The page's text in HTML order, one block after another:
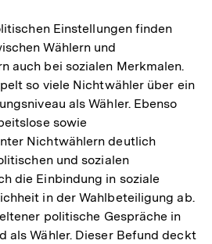
Einstellungen finden
Wählern und
auch bei sozialen Merkmalen.
so viele Nichtwähler über ein
als Wähler. Ebenso
sowie
Nichtwählern deutlich
und sozialen
die Einbindung in soziale
in der Wahlbeteiligung ab.
politische Gespräche in
als Wähler. Dieser Befund deckt